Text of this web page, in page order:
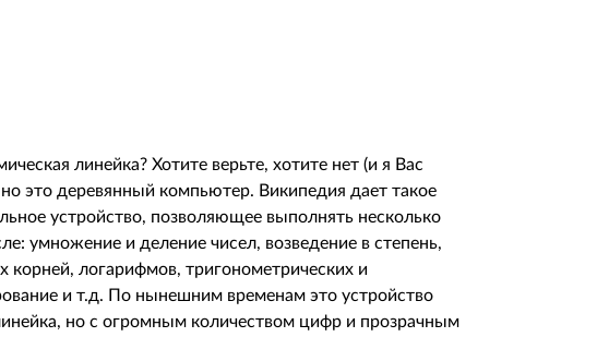
линейка? Хотите верьте, хотите нет (и я Вас
это деревянный компьютер. Википедия дает такое
устройство, позволяющее выполнять несколько
умножение и деление чисел, возведение в степень,
корней, логарифмов, тригонометрических и
и т.д. По нынешним временам это устройство
но с огромным количеством цифр и прозрачным